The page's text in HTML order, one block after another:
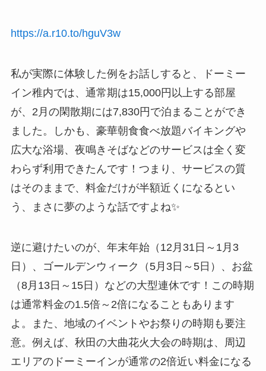
https://a.r10.to/hguV3w
私が実際に体験した例をお話しすると、ドーミー
イン稚内では、通常期は15,000円以上する部屋
が、2月の閑散期には7,830円で泊まることができ
ました。しかも、豪華朝食食べ放題バイキングや
広大な浴場、夜鳴きそばなどのサービスは全く変
わらず利用できたんです！つまり、サービスの質
はそのままで、料金だけが半額近くになるとい
う、まさに夢のような話ですよね✨
逆に避けたいのが、年末年始（12月31日～1月3
日）、ゴールデンウィーク（5月3日～5日）、お盆
（8月13日～15日）などの大型連休です！この時期
は通常料金の1.5倍～2倍になることもあります
よ。また、地域のイベントやお祭りの時期も要注
意。例えば、秋田の大曲花火大会の時期は、周辺
エリアのドーミーインが通常の2倍近い料金になる